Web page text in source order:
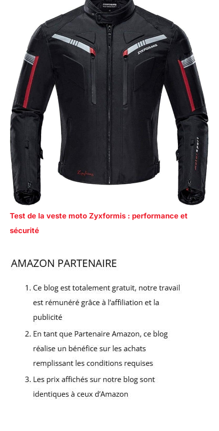
Test de la veste moto Zyxformis : performance et
sécurité